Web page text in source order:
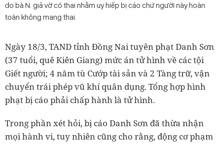
do bà N. giả vờ có thai nhằm uy hiếp bị cáo chứ người này hoàn
toàn không mang thai.
Ngày 18/3, TAND tỉnh Đồng Nai tuyên phạt Danh Sơn
(37 tuổi, quê Kiên Giang) mức án tử hình về các tội
Giết người; 4 năm tù Cướp tài sản và 2 Tàng trữ, vận
chuyển trái phép vũ khí quân dụng. Tổng hợp hình
phạt bị cáo phải chấp hành là tử hình.
Trong phần xét hỏi, bị cáo Danh Sơn đã thừa nhận
mọi hành vi, tuy nhiên cũng cho rằng, động cơ phạm